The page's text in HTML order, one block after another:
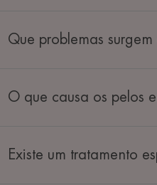
Que problemas
O que causa os pelos
Existe um tratamento